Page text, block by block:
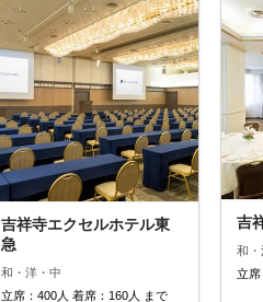
吉祥寺エクセルホテル東
急
和・洋・中
立席：400人 着席：160人 まで
吉
和・
立